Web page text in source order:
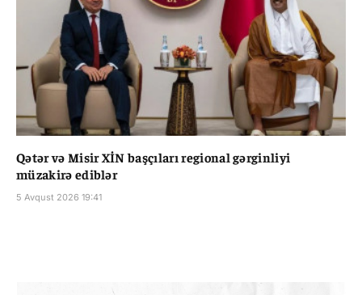
Qətər və Misir XİN başçıları regional gərginliyi
müzakirə ediblər
5 Avqust 2026 19:41